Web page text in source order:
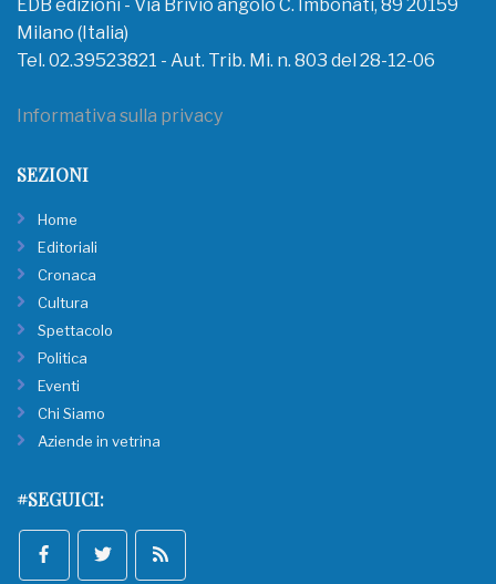
EDB edizioni - Via Brivio angolo C. Imbonati, 89 20159
Milano (Italia)
Tel. 02.39523821 - Aut. Trib. Mi. n. 803 del 28-12-06
Informativa sulla privacy
SEZIONI
Home
Editoriali
Cronaca
Cultura
Spettacolo
Politica
Eventi
Chi Siamo
Aziende in vetrina
#SEGUICI: